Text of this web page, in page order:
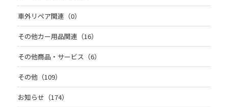
車外リペア関連（0）
その他カー用品関連（16）
その他商品・サービス（6）
その他（109）
お知らせ（174）